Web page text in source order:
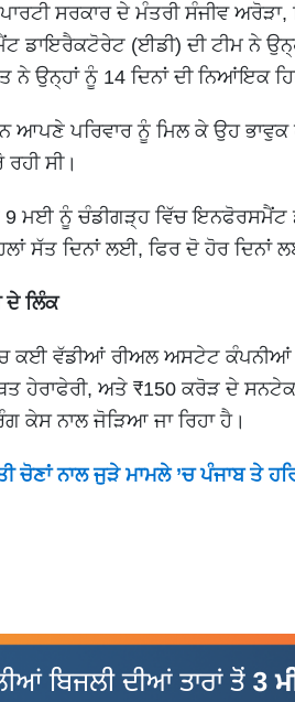
ਸਰਕਾਰ ਦੇ ਮੰਤਰੀ ਸੰਜੀਵ ਅਰੋੜਾ,
ਡਾਇਰੈਕਟੋਰੇਟ (ਈਡੀ) ਦੀ ਟੀਮ ਨੇ
ਨੇ ਉਨ੍ਹਾਂ ਨੂੰ 14 ਦਿਨਾਂ ਦੀ ਨਿਆਂਇਕ
ਆਪਣੇ ਪਰਿਵਾਰ ਨੂੰ ਮਿਲ ਕੇ ਉਹ
ਸੀ।
ਮਈ ਨੂੰ ਚੰਡੀਗੜ੍ਹ ਵਿੱਚ ਇਨਫੋਰਸਮੈਂਟ
ਸੱਤ ਦਿਨਾਂ ਲਈ, ਫਿਰ ਦੋ ਹੋਰ
ਦੇ ਲਿੰਕ
ਕਈ ਵੱਡੀਆਂ ਰੀਅਲ ਅਸਟੇਟ ਕੰਪਨੀਆਂ
ਹੇਰਾਫੇਰੀ, ਅਤੇ ₹150 ਕਰੋੜ ਦੇ
ਕੇਸ ਨਾਲ ਜੋੜਿਆ ਜਾ ਰਿਹਾ ਹੈ।
ਚੋਣਾਂ ਨਾਲ ਜੁੜੇ ਮਾਮਲੇ ’ਚ ਪੰਜਾਬ ਤੇ